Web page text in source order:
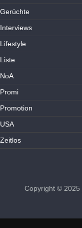
Gerüchte
Interviews
Lifestyle
Liste
NoA
Promi
Promotion
USA
Zeitlos
Copyright © 2025